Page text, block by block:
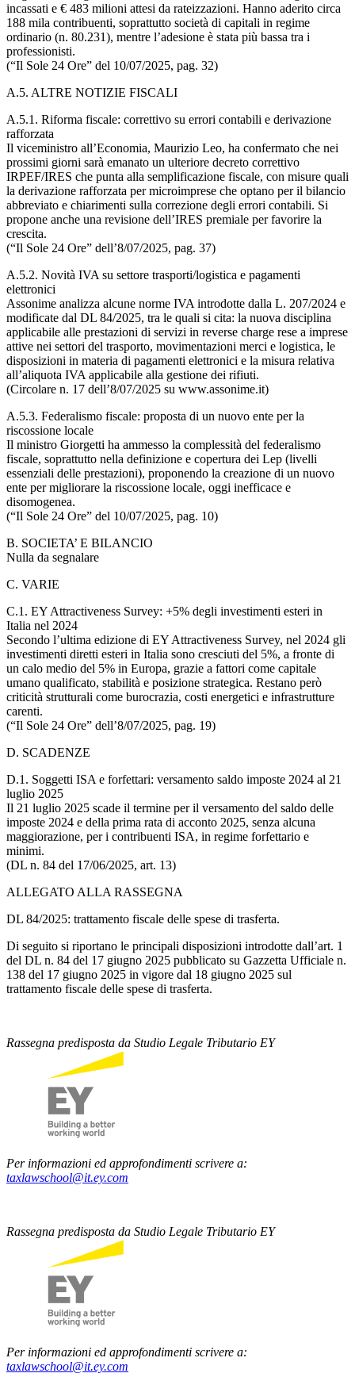
incassati e € 483 milioni attesi da rateizzazioni. Hanno aderito circa
188 mila contribuenti, soprattutto società di capitali in regime
ordinario (n. 80.231), mentre l’adesione è stata più bassa tra i
professionisti.
(“Il Sole 24 Ore” del 10/07/2025, pag. 32)
A.5. ALTRE NOTIZIE FISCALI
A.5.1. Riforma fiscale: correttivo su errori contabili e derivazione
rafforzata
Il viceministro all’Economia, Maurizio Leo, ha confermato che nei
prossimi giorni sarà emanato un ulteriore decreto correttivo
IRPEF/IRES che punta alla semplificazione fiscale, con misure quali
la derivazione rafforzata per microimprese che optano per il bilancio
abbreviato e chiarimenti sulla correzione degli errori contabili. Si
propone anche una revisione dell’IRES premiale per favorire la
crescita.
(“Il Sole 24 Ore” dell’8/07/2025, pag. 37)
A.5.2. Novità IVA su settore trasporti/logistica e pagamenti
elettronici
Assonime analizza alcune norme IVA introdotte dalla L. 207/2024 e
modificate dal DL 84/2025, tra le quali si cita: la nuova disciplina
applicabile alle prestazioni di servizi in reverse charge rese a imprese
attive nei settori del trasporto, movimentazioni merci e logistica, le
disposizioni in materia di pagamenti elettronici e la misura relativa
all’aliquota IVA applicabile alla gestione dei rifiuti.
(Circolare n. 17 dell’8/07/2025 su www.assonime.it)
A.5.3. Federalismo fiscale: proposta di un nuovo ente per la
riscossione locale
Il ministro Giorgetti ha ammesso la complessità del federalismo
fiscale, soprattutto nella definizione e copertura dei Lep (livelli
essenziali delle prestazioni), proponendo la creazione di un nuovo
ente per migliorare la riscossione locale, oggi inefficace e
disomogenea.
(“Il Sole 24 Ore” del 10/07/2025, pag. 10)
B. SOCIETA’ E BILANCIO
Nulla da segnalare
C. VARIE
C.1. EY Attractiveness Survey: +5% degli investimenti esteri in
Italia nel 2024
Secondo l’ultima edizione di EY Attractiveness Survey, nel 2024 gli
investimenti diretti esteri in Italia sono cresciuti del 5%, a fronte di
un calo medio del 5% in Europa, grazie a fattori come capitale
umano qualificato, stabilità e posizione strategica. Restano però
criticità strutturali come burocrazia, costi energetici e infrastrutture
carenti.
(“Il Sole 24 Ore” dell’8/07/2025, pag. 19)
D. SCADENZE
D.1. Soggetti ISA e forfettari: versamento saldo imposte 2024 al 21
luglio 2025
Il 21 luglio 2025 scade il termine per il versamento del saldo delle
imposte 2024 e della prima rata di acconto 2025, senza alcuna
maggiorazione, per i contribuenti ISA, in regime forfettario e
minimi.
(DL n. 84 del 17/06/2025, art. 13)
ALLEGATO ALLA RASSEGNA
DL 84/2025: trattamento fiscale delle spese di trasferta.
Di seguito si riportano le principali disposizioni introdotte dall’art. 1
del DL n. 84 del 17 giugno 2025 pubblicato su Gazzetta Ufficiale n.
138 del 17 giugno 2025 in vigore dal 18 giugno 2025 sul
trattamento fiscale delle spese di trasferta.
Rassegna predisposta da Studio Legale Tributario EY
Per informazioni ed approfondimenti scrivere a:
taxlawschool@it.ey.com
Rassegna predisposta da Studio Legale Tributario EY
Per informazioni ed approfondimenti scrivere a:
taxlawschool@it.ey.com